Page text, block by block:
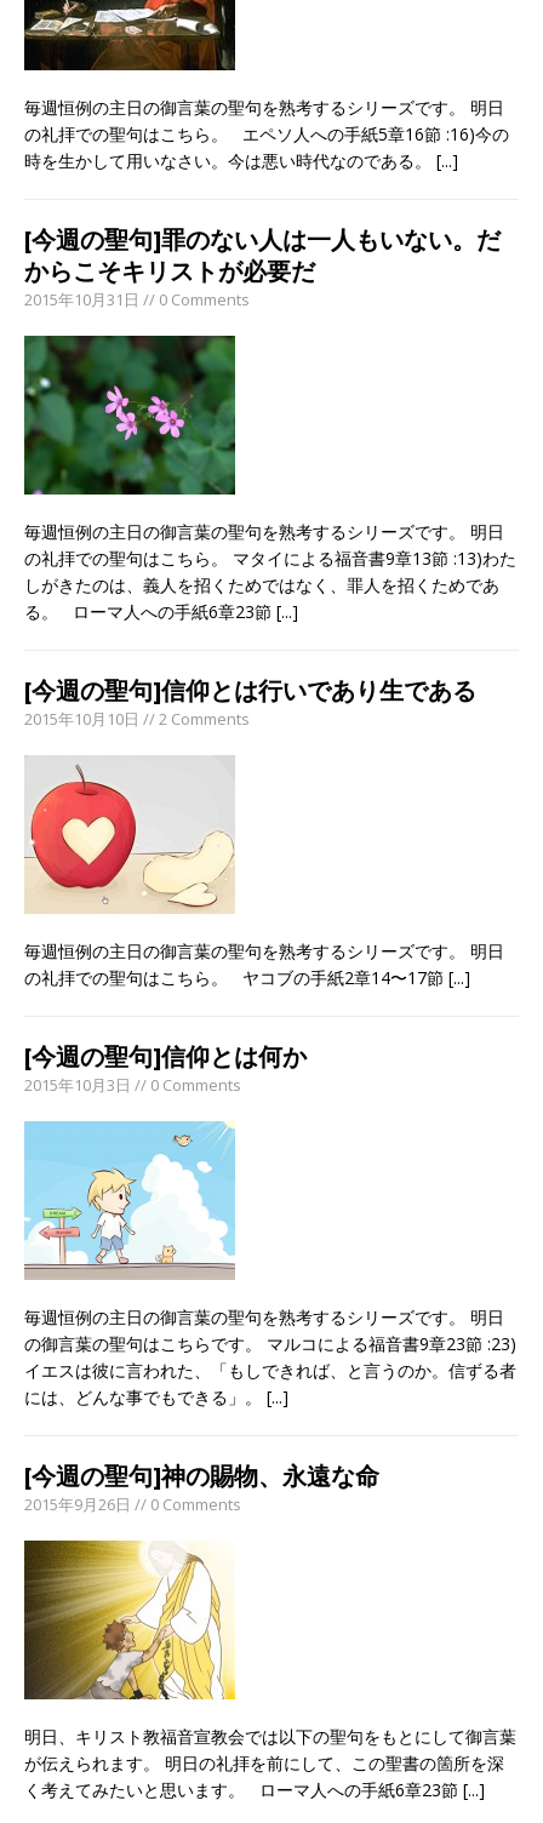
毎週恒例の主日の御言葉の聖句を熟考するシリーズです。 明日
の礼拝での聖句はこちら。 エペソ人への手紙5章16節 :16)今の
時を生かして用いなさい。今は悪い時代なのである。 [...]
[今週の聖句]罪のない人は一人もいない。だ
からこそキリストが必要だ
2015年10月31日 // 0 Comments
毎週恒例の主日の御言葉の聖句を熟考するシリーズです。 明日
の礼拝での聖句はこちら。 マタイによる福音書9章13節 :13)わた
しがきたのは、義人を招くためではなく、罪人を招くためであ
る。 ローマ人への手紙6章23節 [...]
[今週の聖句]信仰とは行いであり生である
2015年10月10日 // 2 Comments
毎週恒例の主日の御言葉の聖句を熟考するシリーズです。 明日
の礼拝での聖句はこちら。 ヤコブの手紙2章14〜17節 [...]
[今週の聖句]信仰とは何か
2015年10月3日 // 0 Comments
毎週恒例の主日の御言葉の聖句を熟考するシリーズです。 明日
の御言葉の聖句はこちらです。 マルコによる福音書9章23節 :23)
イエスは彼に言われた、「もしできれば、と言うのか。信ずる者
には、どんな事でもできる」。 [...]
[今週の聖句]神の賜物、永遠な命
2015年9月26日 // 0 Comments
明日、キリスト教福音宣教会では以下の聖句をもとにして御言葉
が伝えられます。 明日の礼拝を前にして、この聖書の箇所を深
く考えてみたいと思います。 ローマ人への手紙6章23節 [...]